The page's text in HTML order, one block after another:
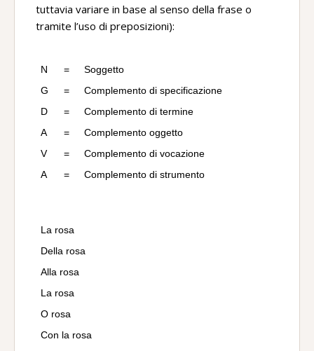
tuttavia variare in base al senso della frase o
tramite l’uso di preposizioni):
N =
Soggetto
G
=
Complemento di specificazione
D
=
Complemento di termine
A
=
Complemento oggetto
V
=
Complemento di vocazione
A
= Complemento di strumento
La rosa
Della rosa
Alla rosa
La rosa
O rosa
Con la rosa